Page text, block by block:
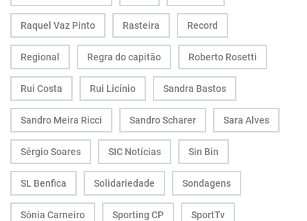
Raquel Vaz Pinto Rasteira Record
Regional Regra do capitão Roberto Rosetti
Rui Costa Rui Licínio Sandra Bastos
Sandro Meira Ricci Sandro Scharer Sara Alves
Sérgio Soares SIC Notícias Sin Bin
SL Benfica Solidariedade Sondagens
Sónia Carneiro Sporting CP SportTv